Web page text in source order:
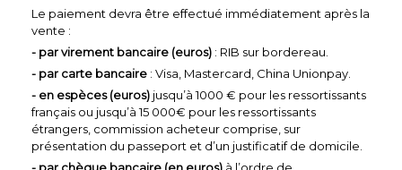
Le paiement devra être effectué immédiatement après la
vente :
- par virement bancaire (euros) : RIB sur bordereau.
- par carte bancaire : Visa, Mastercard, China Unionpay.
- en espèces (euros) jusqu’à 1000 € pour les ressortissants
français ou jusqu’à 15 000€ pour les ressortissants
étrangers, commission acheteur comprise, sur
présentation du passeport et d’un justificatif de domicile.